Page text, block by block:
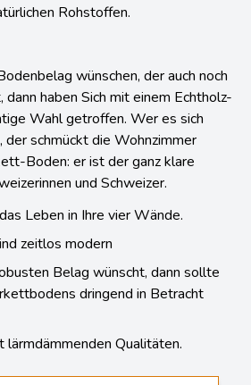
Rohstoffen.
wünschen, der auch noch
haben Sich mit einem Echtholz-
Wahl getroffen. Wer es sich
der schmückt die Wohnzimmer
Boden: er ist der ganz klare
und Schweizer.
Leben in Ihre vier Wände.
zeitlos modern
Belag wünscht, dann sollte
dringend in Betracht
Qualitäten.